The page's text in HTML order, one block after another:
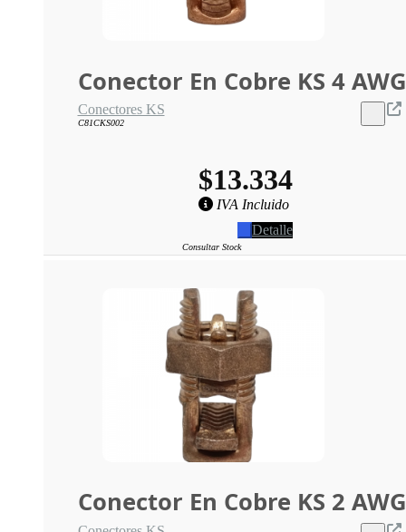
Conector En Cobre KS 4 AWG
Conectores KS
C81CKS002
$13.334
IVA Incluido
Detalle
Consultar Stock
Conector En Cobre KS 2 AWG